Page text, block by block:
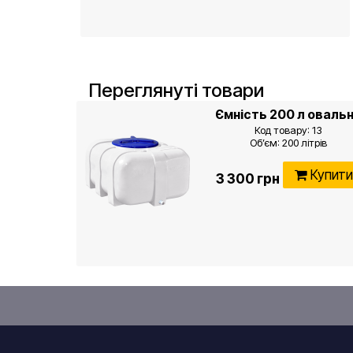
Переглянуті товари
Ємність 200 л
Код товару: 13
Об’єм: 200 літрів
Діаметр горловини: 35 см
Вага: 8,65 кг ± 5%
3 300 грн Купити